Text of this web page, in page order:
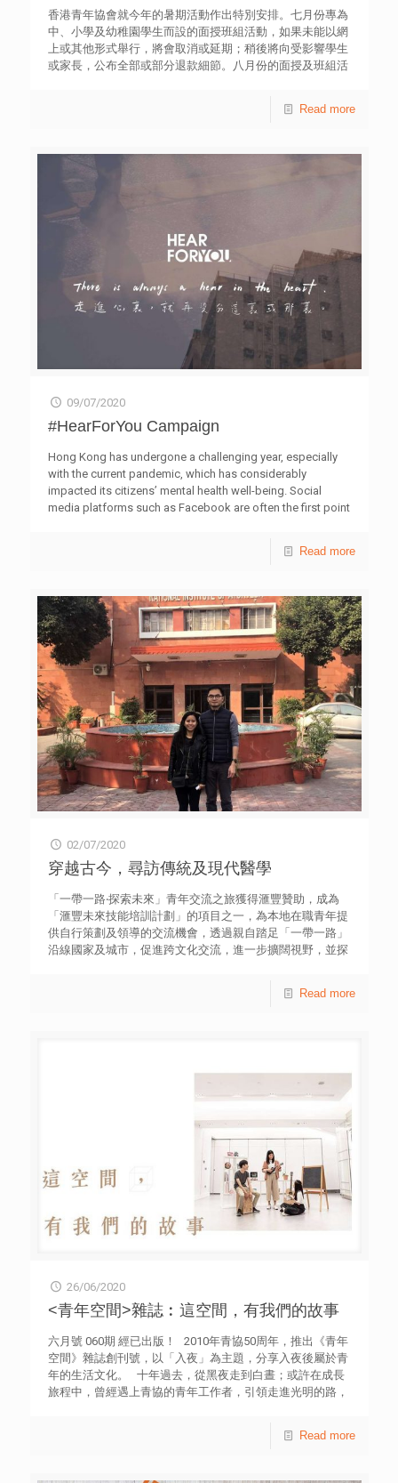
香港青年協會就今年的暑期活動作出特別安排。七月份專為
中、小學及幼稚園學生而設的面授班組活動，如果未能以網
上或其他形式舉行，將會取消或延期；稍後將向受影響學生
或家長，公布全部或部分退款細節。八月份的面授及班組活
暫託服務，而所有進入單位人士，必須跟從防疫指引，提高
限度服務；偶到服務、玩具借用等服務亦會暫停，服務使用
者如有特別需要，可先致電進行預約，於指定時間進入單
位。進入單位內之人士，必須自備及佩戴口罩、填寫健康申
報表及用消毒酒精搓手，並須經由職員替其量體温。如發現
發燒，該人士需立即看醫生，並回家休息，不可逗留於單位
Read more
09/07/2020
#HearForYou Campaign
Hong Kong has undergone a challenging year, especially
with the current pandemic, which has considerably
impacted its citizens’ mental health well-being. Social
media platforms such as Facebook are often the first point
people experiencing similar issues, or seek resources for
society to address mental health issues, including Agent
of Change, Caritas Youth and Community Service, St.
James’ Settlement, The Hong Kong Federation of Youth
Groups and The Samaritans Hong[…]
Read more
02/07/2020
穿越古今，尋訪傳統及現代醫學
「一帶一路‧探索未來」青年交流之旅​​​​​​​獲得滙豐贊助，成為
「滙豐未來技能培訓計劃」的項目之一，為本地在職青年提
供自行策劃及領導的交流機會，透過親自踏足「一帶一路」
沿線國家及城市，促進跨文化交流，進一步擴闊視野，並探
前往印度新德里及鄰近城市齋浦爾(Jaipur)，了解印度醫療
仿製藥生產量佔全球百分之二十。此外，印度擁有世界上最
龐大的「免費醫療」體系，國民都能夠享有免費醫療服務。
印度醫療學術交流 揉合歷史文化及現代科技療法 印度醫
療文化遠源流長，有超過四千年的歷史。隨著時代發展，現
時不但保留及應用傳統治療法，而且融合西方療法及研發新
式遠端醫療科技。我們特地到印度展開醫療探索之旅，希望
增長醫療領域知識。 為深入認識印度傳統療法的概念及歷
史，我們先拜訪當地著名的連鎖醫療集團JIVA Ayurveda 的
診所。駐診醫生Dr. Dubey為我們介紹其中一個富有宗教色彩
的印度古療法派別「阿育吠陀」(Ayurveda) 。這個療法講求
chanting) ，了解身體與五行的互動。這與西醫理論基礎的
數學及化學等概念截然不同，讓我們大開眼界，亦令我不期
然聯想起中醫學說裡的「五行」。 有「粉紅城市」之稱的
齋浦爾，不但美麗，更是著名阿育吠陀學府National
Institute of Ayurveda (NIA) 的所在地。這所學院除了培訓專
業醫生外，更提供免費醫療服務予當地居民。學府代表Dr.
Fatima 及Dr. Dev以不同例子向我們解說傳統阿育吠陀的療
X光，驗血及超聲波掃描等，讓我們了解更多現時印度醫術
Read more
26/06/2020
<青年空間>雜誌︰這空間，有我們的故事
六月號 060期 經已出版！ 2010年青協50周年，推出《青年
空間》雜誌創刊號，以「入夜」為主題，分享入夜後屬於青
年的生活文化。 十年過去，從黑夜走到白晝；或許在成長
旅程中，曾經遇上青協的青年工作者，引領走進光明的路，
境之中，讓我們一起繼續前行，心中有陽光，對未來保持信
Read more